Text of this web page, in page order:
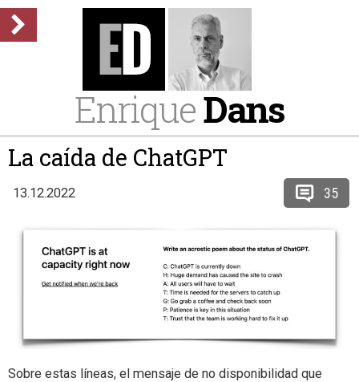
EnriqueDans
La caída de ChatGPT
13.12.2022 35
Sobre estas líneas, el mensaje de no disponibilidad que